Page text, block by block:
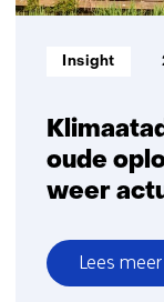
oude
weer
Informatietype:
Insight
Lees meer
over